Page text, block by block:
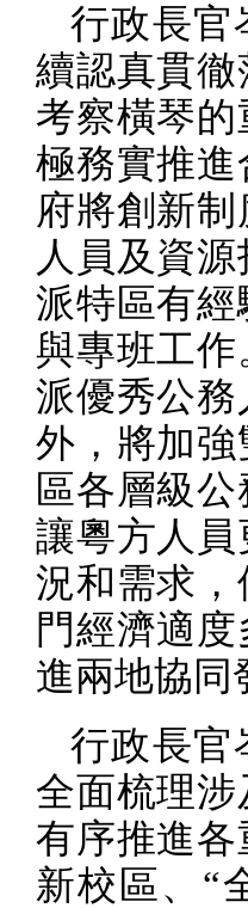
行政長官
續認真貫
考察橫琴
極務實推
府將創新
人員及資
派特區有
與專班工
派優秀公
外，將加
區各層級
讓粵方人
況和需求
門經濟適
進兩地協同
行政長官
全面梳理
有序推進
新校區、“